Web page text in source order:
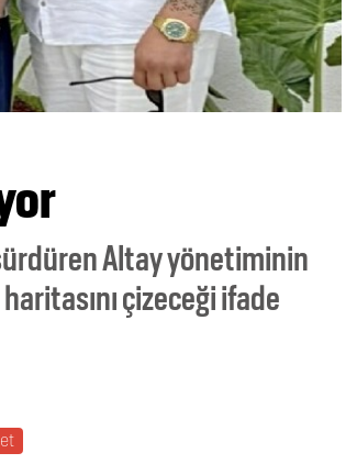
Altay yönetiminin
çizeceği ifade